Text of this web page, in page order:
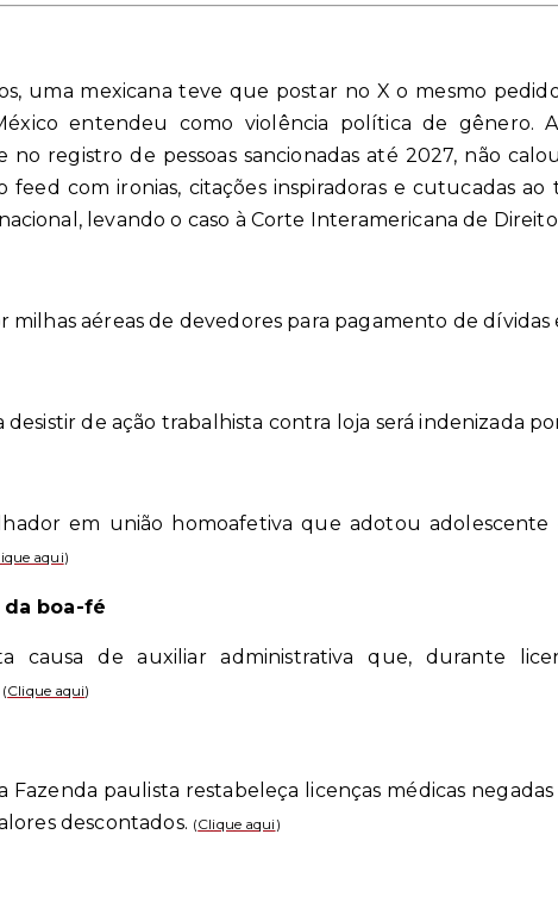
uma mexicana teve que postar no X o mesmo
entendeu como violência política de gênero.
no registro de pessoas sancionadas até 2027, não
com ironias, citações inspiradoras e cutucadas
levando o caso à Corte Interamericana de
aéreas de devedores para pagamento de dívidas
de ação trabalhista contra loja será indenizada
em união homoafetiva que adotou adolescente
aqui)
boa-fé
causa de auxiliar administrativa que, durante
(Clique aqui)
paulista restabeleça licenças médicas
descontados. (Clique aqui )